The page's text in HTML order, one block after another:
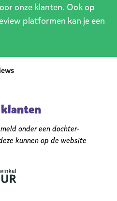
onze klanten. Ook op
platformen kan je een
klanten
onder een dochter-
kunnen op de website